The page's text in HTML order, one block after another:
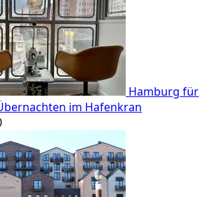
Hamburg für
im Hafenkran